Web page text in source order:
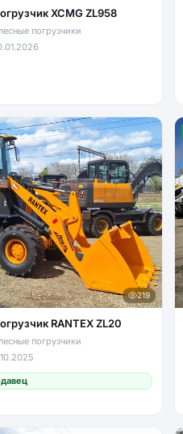
XCMG ZL958
погрузчики
219
RANTEX ZL20
погрузчики